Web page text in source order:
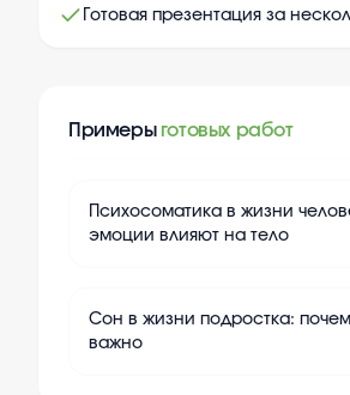
Готовая презентация за
Примеры готовых работ
Психосоматика в жизни
эмоции влияют на тело
Сон в жизни подростка:
важно